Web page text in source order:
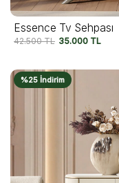
Essence Tv Sehpası
42.500TL 35.000 TL
%25 İndirim